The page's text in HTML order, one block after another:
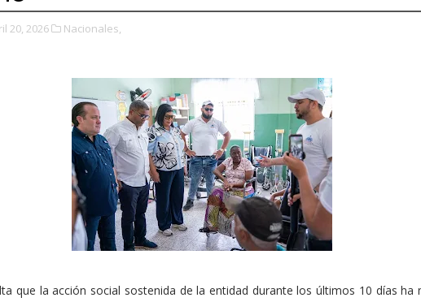
20, 2026 Nacionales,
que la acción social sostenida de la entidad durante los últimos 10 días ha